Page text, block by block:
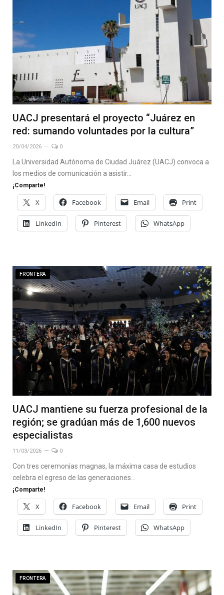
UACJ presentará el proyecto “Juárez en
red: sumando voluntades por la cultura”
20/04/2026 0
La Universidad Autónoma de Ciudad Juárez (UACJ) convoca a
los medios de comunicación a asistir…
¡Comparte!
X Facebook Email Print
LinkedIn Pinterest WhatsApp
FRONTERA
UACJ mantiene su fuerza profesional de la
región; se gradúan más de 1,600 nuevos
especialistas
11/03/2026 0
Con tres ceremonias magnas, la máxima casa de estudios
celebra el egreso de las generaciones…
¡Comparte!
X Facebook Email Print
LinkedIn Pinterest WhatsApp
FRONTERA